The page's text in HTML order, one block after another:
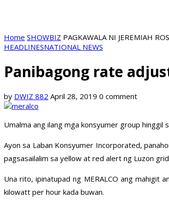
Home SHOWBIZ PAGKAWALA NI JEREMIAH
HEADLINESNATIONAL NEWS
Panibagong rate
by DWIZ 882 April 28, 2019 0 comment
Umalma ang ilang mga konsyumer group hinggil
Ayon sa Laban Konsyumer Incorporated,
pagsasailalim sa yellow at red alert ng Luzon
Una rito, ipinatupad ng MERALCO ang mahigit
kilowatt per hour kada buwan.